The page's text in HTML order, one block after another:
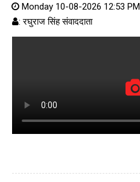
Monday 10-08-2026 12:53 PM
: रघुराज सिंह संवाददाता